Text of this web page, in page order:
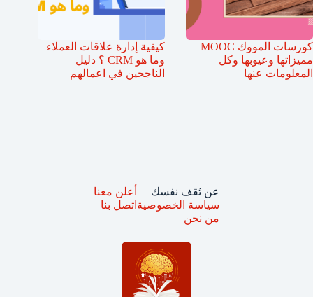
كورسات المووك MOOC
مميزاتها وعيوبها وكل
المعلومات عنها
كيفية إدارة علاقات العملاء
وما هو CRM ؟ دليل
الناجحين في اعمالهم
عن ثقف نفسك
سياسة الخصوصية
من نحن
أعلن معنا
اتصل بنا